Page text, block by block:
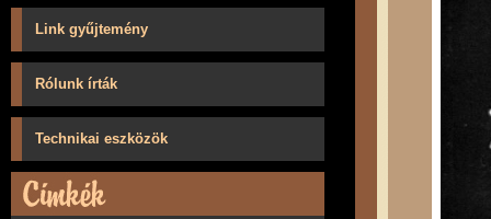
Link gyűjtemény
Rólunk írták
Technikai eszközök